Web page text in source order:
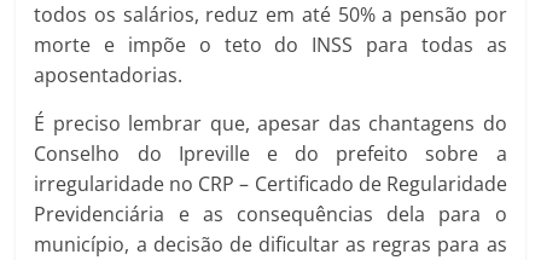
todos os salários, reduz em até 50% a pensão por
morte e impõe o teto do INSS para todas as
aposentadorias.
É preciso lembrar que, apesar das chantagens do
Conselho do Ipreville e do prefeito sobre a
irregularidade no CRP – Certificado de Regularidade
Previdenciária e as consequências dela para o
município, a decisão de dificultar as regras para as